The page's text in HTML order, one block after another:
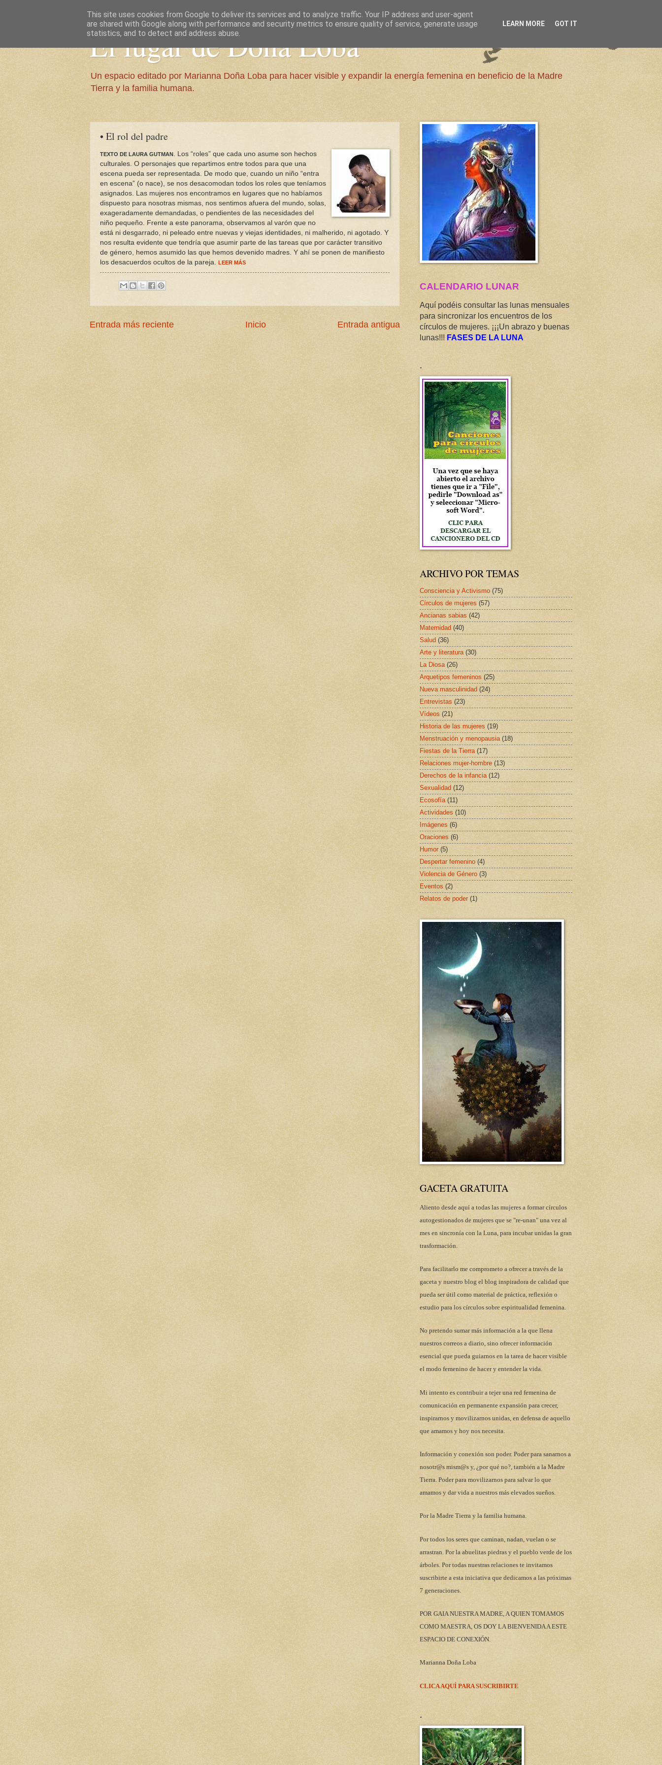
El lugar de Doña Loba
Un espacio editado por Marianna Doña Loba para hacer visible y expandir la energía femenina en beneficio de la Madre
Tierra y la familia humana.
• El rol del padre
TEXTO DE LAURA GUTMAN
. Los “roles” que cada uno asume son hechos
culturales. O personajes que repartimos entre todos para que una
escena pueda ser representada. De modo que, cuando un niño “entra
en escena” (o nace), se nos desacomodan todos los roles que teníamos
asignados. Las mujeres nos encontramos en lugares que no habíamos
dispuesto para nosotras mismas, nos sentimos afuera del mundo, solas,
exageradamente demandadas, o pendientes de las necesidades del
niño pequeño. Frente a este panorama, observamos al varón que no
está ni desgarrado, ni peleado entre nuevas y viejas identidades, ni malherido, ni agotado. Y
nos resulta evidente que tendría que asumir parte de las tareas que por carácter transitivo
de género, hemos asumido las que hemos devenido madres. Y ahí se ponen de manifiesto
los desacuerdos ocultos de la pareja.
LEER MÁS
Entrada más reciente Entrada antigua
Inicio
CALENDARIO LUNAR
Aquí podéis consultar las lunas mensuales
para sincronizar los encuentros de los
círculos de mujeres. ¡¡¡Un abrazo y buenas
lunas!!! FASES DE LA LUNA
.
ARCHIVO POR TEMAS
Consciencia y Activismo (75)
Círculos de mujeres (57)
Ancianas sabias (42)
Maternidad (40)
Salud (36)
Arte y literatura (30)
La Diosa (26)
Arquetipos femeninos (25)
Nueva masculinidad (24)
Entrevistas (23)
Vídeos (21)
Historia de las mujeres (19)
Menstruación y menopausia (18)
Fiestas de la Tierra (17)
Relaciones mujer-hombre (13)
Derechos de la infancia (12)
Sexualidad (12)
Ecosofía (11)
Actividades (10)
Imágenes (6)
Oraciones (6)
Humor (5)
Despertar femenino (4)
Violencia de Género (3)
Eventos (2)
Relatos de poder (1)
GACETA GRATUITA
Aliento desde aquí a todas las mujeres a formar círculos
autogestionados de mujeres que se "re-unan" una vez al
mes en sincronía con la Luna, para incubar unidas la gran
trasformación.
Para facilitarlo me comprometo a ofrecer a través de la
gaceta y nuestro blog el blog inspiradora de calidad que
pueda ser útil como material de práctica, reflexión o
estudio para los círculos sobre espiritualidad femenina.
No pretendo sumar más información a la que llena
nuestros correos a diario, sino ofrecer información
esencial que pueda guiarnos en la tarea de hacer visible
el modo femenino de hacer y entender la vida.
Mi intento es contribuir a tejer una red femenina de
comunicación en permanente expansión para crecer,
inspirarnos y movilizarnos unidas, en defensa de aquello
que amamos y hoy nos necesita.
Información y conexión son poder. Poder para sanarnos a
nosotr@s mism@s y, ¿por qué no?, también a la Madre
Tierra. Poder para movilizarnos para salvar lo que
amamos y dar vida a nuestros más elevados sueños.
Por la Madre Tierra y la familia humana.
Por todos los seres que caminan, nadan, vuelan o se
arrastran. Por la abuelitas piedras y el pueblo verde de los
árboles. Por todas nuestras relaciones te invitamos
suscribirte a esta iniciativa que dedicamos a las próximas
7 generaciones.
POR GAIA NUESTRA MADRE, A QUIEN TOMAMOS
COMO MAESTRA, OS DOY LA BIENVENIDA A ESTE
ESPACIO DE CONEXIÓN.
Marianna Doña Loba
CLICA AQUÍ PARA SUSCRIBIRTE
.
This site uses cookies from Google to deliver its services and to analyze traffic. Your IP address and user-agent
are shared with Google along with performance and security metrics to ensure quality of service, generate usage
statistics, and to detect and address abuse.
LEARN MORE GOT IT